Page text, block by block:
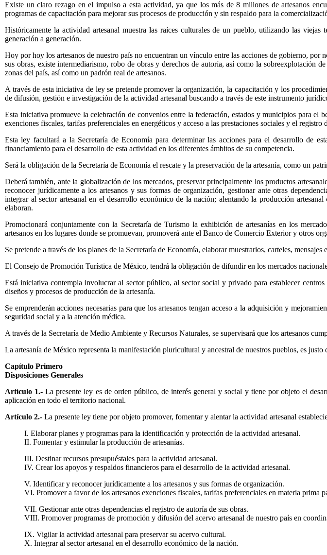
Existe un claro rezago en el impulso a esta actividad, ya que los más de 8 millones de artesanos
programas de capacitación para mejorar sus procesos de producción y sin respaldo para la
Históricamente la actividad artesanal muestra las raíces culturales de un pueblo, utilizando las
generación a generación.
Hoy por hoy los artesanos de nuestro país no encuentran un vínculo entre las acciones de gobierno,
sus obras, existe intermediarismo, robo de obras y derechos de autoría, así como la sobreexplotación
zonas del país, así como un padrón real de artesanos.
A través de esta iniciativa de ley se pretende promover la organización, la capacitación y los
de difusión, gestión e investigación de la actividad artesanal buscando a través de este instrumento
Esta iniciativa promueve la celebración de convenios entre la federación, estados y municipios para el
exenciones fiscales, tarifas preferenciales en energéticos y acceso a las prestaciones sociales y el registro
Esta ley facultará a la Secretaría de Economía para determinar las acciones para el desarrollo de
financiamiento para el desarrollo de esta actividad en los diferentes ámbitos de su competencia.
Será la obligación de la Secretaría de Economía el rescate y la preservación de la artesanía, como un
Deberá también, ante la globalización de los mercados, preservar principalmente los productos
reconocer jurídicamente a los artesanos y sus formas de organización, gestionar ante otras
integrar al sector artesanal en el desarrollo económico de la nación; alentando la producción
elaboran.
Promocionará conjuntamente con la Secretaría de Turismo la exhibición de artesanías en los
artesanos en los lugares donde se promuevan, promoverá ante el Banco de Comercio Exterior y otros
Se pretende a través de los planes de la Secretaría de Economía, elaborar muestrarios, carteles,
El Consejo de Promoción Turística de México, tendrá la obligación de difundir en los mercados
Está iniciativa contempla involucrar al sector público, al sector social y privado para establecer
diseños y procesos de producción de la artesanía.
Se emprenderán acciones necesarias para que los artesanos tengan acceso a la adquisición y
seguridad social y a la atención médica.
A través de la Secretaría de Medio Ambiente y Recursos Naturales, se supervisará que los artesanos
La artesanía de México representa la manifestación pluricultural y ancestral de nuestros pueblos, es
Capítulo Primero
Disposiciones Generales
Artículo 1.- La presente ley es de orden público, de interés general y social y tiene por objeto el
aplicación en todo el territorio nacional.
Artículo 2.- La presente ley tiene por objeto promover, fomentar y alentar la actividad artesanal
I. Elaborar planes y programas para la identificación y protección de la actividad artesanal.
II. Fomentar y estimular la producción de artesanías.
III. Destinar recursos presupuéstales para la actividad artesanal.
IV. Crear los apoyos y respaldos financieros para el desarrollo de la actividad artesanal.
V. Identificar y reconocer jurídicamente a los artesanos y sus formas de organización.
VI. Promover a favor de los artesanos exenciones fiscales, tarifas preferenciales en materia prima
VII. Gestionar ante otras dependencias el registro de autoría de sus obras.
VIII. Promover programas de promoción y difusión del acervo artesanal de nuestro país en
IX. Vigilar la actividad artesanal para preservar su acervo cultural.
X. Integrar al sector artesanal en el desarrollo económico de la nación.